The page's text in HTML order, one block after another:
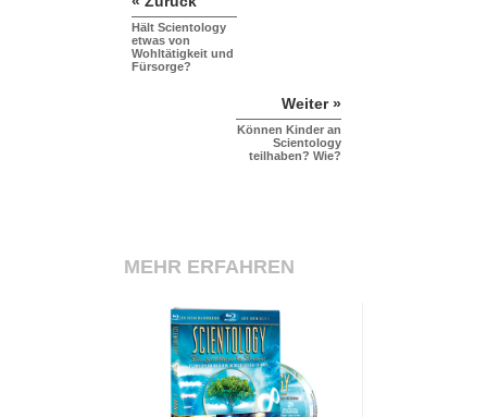
Hält Scientology
etwas von
Wohltätigkeit und
Fürsorge?
Weiter »
Können Kinder an
Scientology
teilhaben? Wie?
MEHR ERFAHREN